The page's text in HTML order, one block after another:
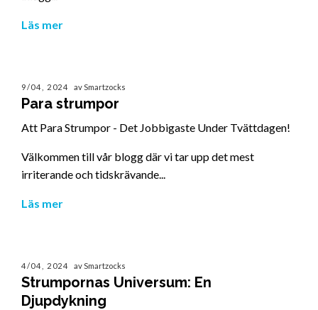
Läs mer
9/04, 2024 av Smartzocks
Para strumpor
Att Para Strumpor - Det Jobbigaste Under Tvättdagen!
Välkommen till vår blogg där vi tar upp det mest
irriterande och tidskrävande...
Läs mer
4/04, 2024 av Smartzocks
Strumpornas Universum: En
Djupdykning